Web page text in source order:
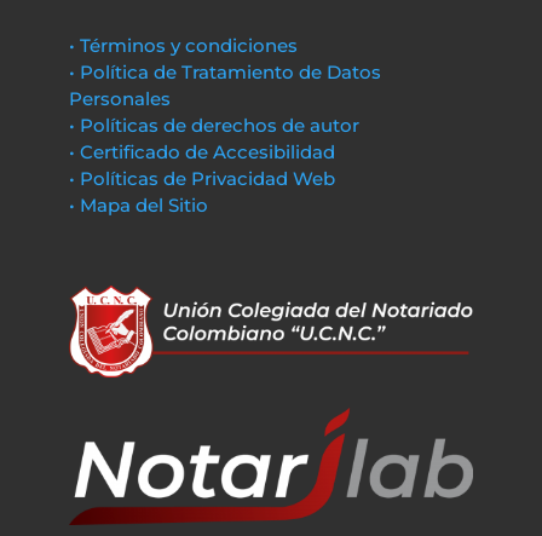
• Términos y condiciones
• Política de Tratamiento de Datos
Personales
• Políticas de derechos de autor
• Certificado de Accesibilidad
• Políticas de Privacidad Web
• Mapa del Sitio